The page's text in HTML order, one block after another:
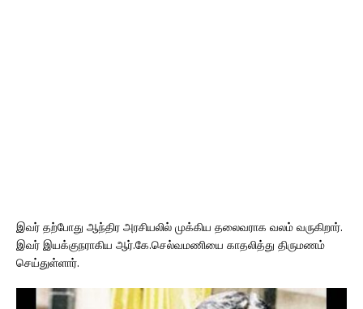
இவர் தற்போது ஆந்திர அரசியலில் முக்கிய தலைவராக வலம் வருகிறார்.
இவர் இயக்குநராகிய ஆர்.கே.செல்வமணியை காதலித்து திருமணம்
செய்துள்ளார்.